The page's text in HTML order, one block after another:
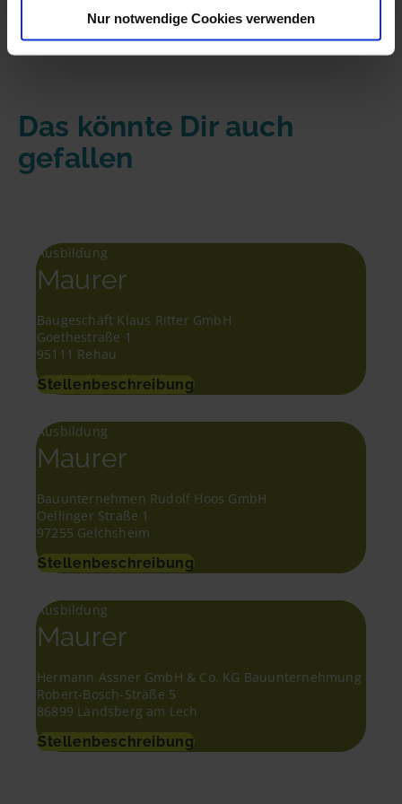
Nur notwendige Cookies verwenden
Das könnte Dir auch
gefallen
Ausbildung
Maurer
Baugeschäft Klaus Ritter GmbH
Goethestraße 1
95111 Rehau
Stellenbeschreibung
Ausbildung
Maurer
Bauunternehmen Rudolf Hoos GmbH
Oellinger Straße 1
97255 Gelchsheim
Stellenbeschreibung
Ausbildung
Maurer
Hermann Assner GmbH & Co. KG Bauunternehmung
Robert-Bosch-Straße 5
86899 Landsberg am Lech
Stellenbeschreibung